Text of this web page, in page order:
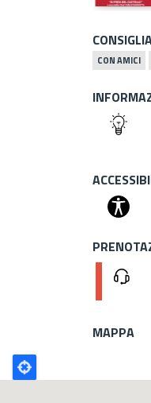
CON AMICI
MAPPA
Poligono
GEO